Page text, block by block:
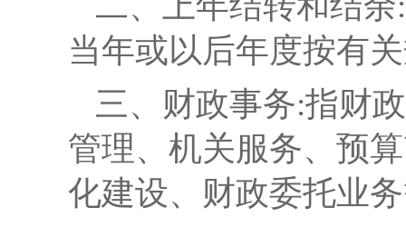
当年或以后年度按有
三、财政事务:指财
管理、机关服务、预
化建设、财政委托业